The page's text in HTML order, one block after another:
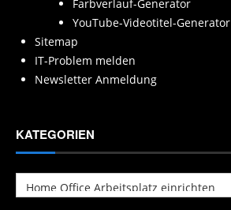
Farbverlauf-Generator
YouTube-Videotitel-Generator
Sitemap
IT-Problem melden
Newsletter Anmeldung
KATEGORIEN
Kategorien